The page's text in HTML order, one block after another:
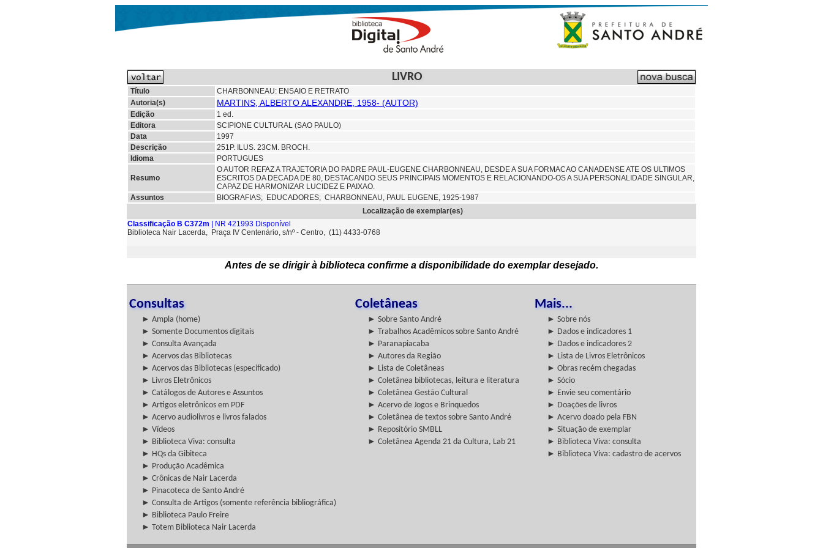
LIVRO
Título
CHARBONNEAU: ENSAIO E RETRATO
Autoria(s)
MARTINS, ALBERTO ALEXANDRE, 1958- (AUTOR)
Edição
1 ed.
Editora
SCIPIONE CULTURAL (SAO PAULO)
Data
1997
Descrição
251P. ILUS. 23CM. BROCH.
Idioma
PORTUGUES
Resumo
O AUTOR REFAZ A TRAJETORIA DO PADRE PAUL-EUGENE CHARBONNEAU, DESDE A SUA FORMACAO CANADENSE ATE OS ULTIMOS
ESCRITOS DA DECADA DE 80, DESTACANDO SEUS PRINCIPAIS MOMENTOS E RELACIONANDO-OS A SUA PERSONALIDADE SINGULAR,
CAPAZ DE HARMONIZAR LUCIDEZ E PAIXAO.
Assuntos
BIOGRAFIAS; EDUCADORES; CHARBONNEAU, PAUL EUGENE, 1925-1987
Localização de exemplar(es)
Classificação B C372m | NR 421993 Disponível
Biblioteca Nair Lacerda, Praça IV Centenário, s/nº - Centro, (11) 4433-0768
Antes de se dirigir à biblioteca confirme a disponibilidade do exemplar desejado.
Consultas Coletâneas Mais...
► Ampla (home) ► Sobre Santo André
► Sobre nós
► Somente Documentos digitais
► Trabalhos Acadêmicos sobre Santo André
► Dados e indicadores 1
► Consulta Avançada
► Paranapiacaba
► Dados e indicadores 2
► Acervos das Bibliotecas
► Autores da Região
► Lista de Livros Eletrônicos
► Acervos das Bibliotecas (especificado)
► Lista de Coletâneas
► Obras recém chegadas
► Livros Eletrônicos
► Coletânea bibliotecas, leitura e literatura
► Sócio
► Catálogos de Autores e Assuntos
► Coletânea Gestão Cultural
► Envie seu comentário
► Artigos eletrônicos em PDF
► Acervo de Jogos e Brinquedos
► Doações de livros
► Acervo audiolivros e livros falados
► Coletânea de textos sobre Santo André
► Acervo doado pela FBN
► Vídeos
► Repositório SMBLL
► Situação de exemplar
► Biblioteca Viva: consulta
► Coletânea Agenda 21 da Cultura, Lab 21
► Biblioteca Viva: consulta
► HQs da Gibiteca
► Biblioteca Viva: cadastro de acervos
► Produção Acadêmica
► Crônicas de Nair Lacerda
► Pinacoteca de Santo André
► Consulta de Artigos (somente referência bibliográfica)
► Biblioteca Paulo Freire
► Totem Biblioteca Nair Lacerda